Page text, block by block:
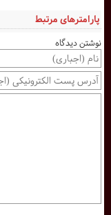
پارامترهای مرتبط
نوشتن دیدگاه